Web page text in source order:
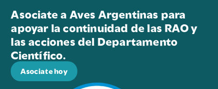
Asociate a Aves Argentinas para
apoyar la continuidad de las RAO y
las acciones del Departamento
Científico.
Asociate hoy